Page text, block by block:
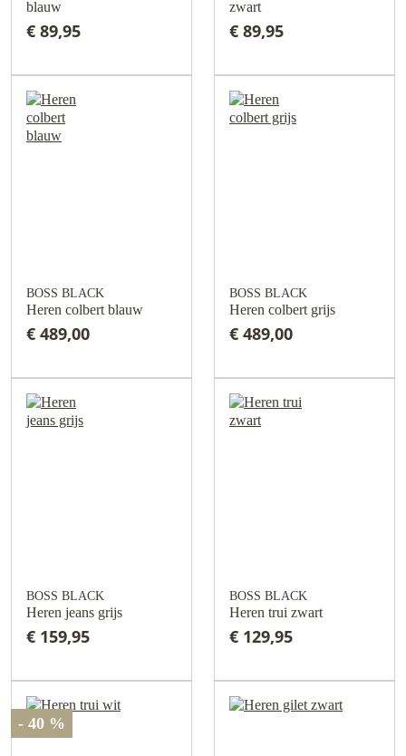
blauw
€ 89,95
zwart
€ 89,95
BOSS BLACK
Heren colbert blauw
€ 489,00
BOSS BLACK
Heren colbert grijs
€ 489,00
BOSS BLACK
Heren jeans grijs
€ 159,95
BOSS BLACK
Heren trui zwart
€ 129,95
- 40 %